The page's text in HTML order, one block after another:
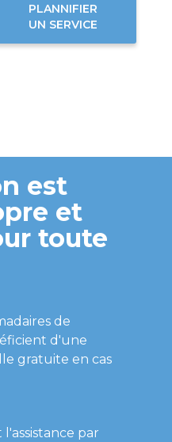
PLANNIFIER
UN SERVICE
est
et
toute
de
d'une
gratuite en cas
par